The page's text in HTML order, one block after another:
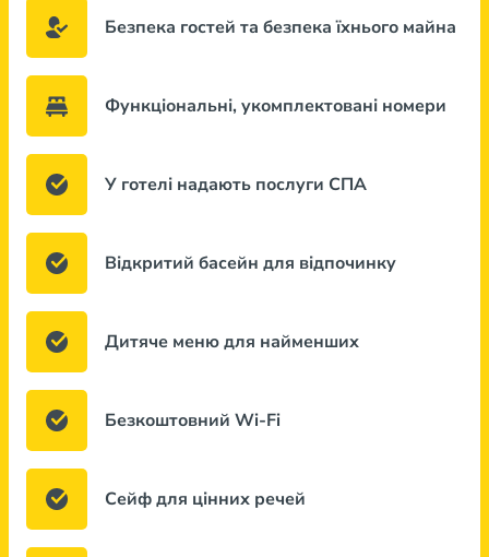
Безпека гостей та безпека їхнього майна
Функціональні, укомплектовані номери
У готелі надають послуги СПА
Відкритий басейн для відпочинку
Дитяче меню для найменших
Безкоштовний Wi-Fi
Сейф для цінних речей